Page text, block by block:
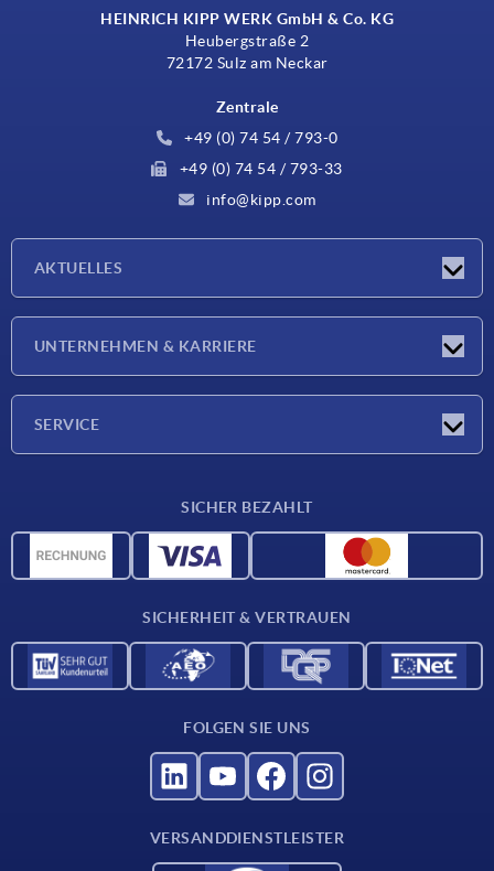
HEINRICH KIPP WERK GmbH & Co. KG
Heubergstraße 2
72172 Sulz am Neckar
Zentrale
+49 (0) 74 54 / 793-0
+49 (0) 74 54 / 793-33
info@kipp.com
AKTUELLES
Presseberichte
UNTERNEHMEN & KARRIERE
SERVICE
Werkstoffübersicht
SICHER BEZAHLT
SICHERHEIT & VERTRAUEN
FOLGEN SIE UNS
VERSANDDIENSTLEISTER